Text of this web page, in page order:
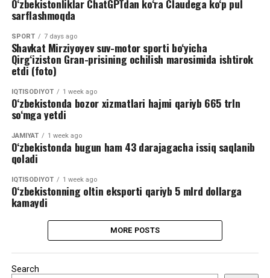
O‘zbekistonliklar ChatGPTdan ko‘ra Claudega ko‘p pul
sarflashmoqda
SPORT 7 days ago
Shavkat Mirziyoyev suv-motor sporti bo‘yicha
Qirg‘iziston Gran-prisining ochilish marosimida ishtirok
etdi (foto)
IQTISODIYOT 1 week ago
O‘zbekistonda bozor xizmatlari hajmi qariyb 665 trln
so‘mga yetdi
JAMIYAT 1 week ago
O‘zbekistonda bugun ham 43 darajagacha issiq saqlanib
qoladi
IQTISODIYOT 1 week ago
O‘zbekistonning oltin eksporti qariyb 5 mlrd dollarga
kamaydi
MORE POSTS
Search